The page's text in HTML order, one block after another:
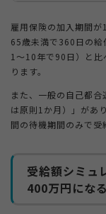
雇用保険の加入期間
65歳未満で360日の給
1〜10年で90日）と比
ります。
また、一般の自己都
は原則1か月）」があ
間の待機期間のみで受
受給額シミ
400万円にな